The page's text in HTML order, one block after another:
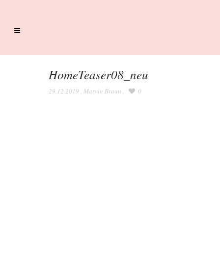
HomeTeaser08_neu
29.12.2019 , Marvin Braun , 0